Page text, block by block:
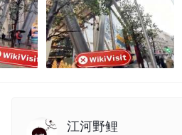
江河野鲤